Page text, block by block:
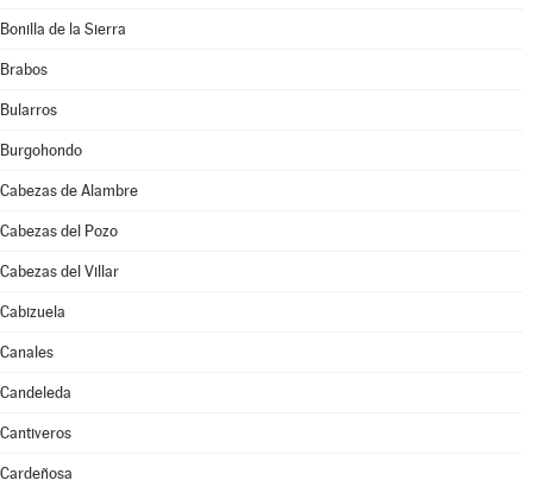
Bonilla de la Sierra
Brabos
Bularros
Burgohondo
Cabezas de Alambre
Cabezas del Pozo
Cabezas del Villar
Cabizuela
Canales
Candeleda
Cantiveros
Cardeñosa